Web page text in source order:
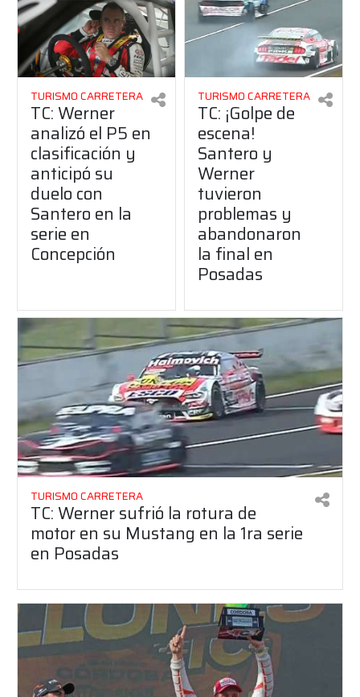
TURISMO CARRETERA
TC: Werner
analizó el P5 en
clasificación y
anticipó su
duelo con
Santero en la
serie en
Concepción
TURISMO CARRETERA
TC: ¡Golpe de
escena!
Santero y
Werner
tuvieron
problemas y
abandonaron
la final en
Posadas
TURISMO CARRETERA
TC: Werner sufrió la rotura de
motor en su Mustang en la 1ra serie
en Posadas